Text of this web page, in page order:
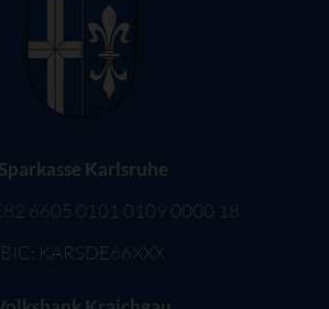
Sparkasse Karlsruhe
6605 0101 0109 0000 18
BIC: KARSDE66XXX